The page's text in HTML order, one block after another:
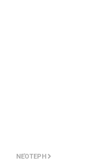
ΝΕΌΤΕΡΗ